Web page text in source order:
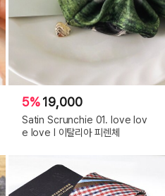
5%19,000
Satin Scrunchie 01. love lov
e love l 이탈리아 피렌체